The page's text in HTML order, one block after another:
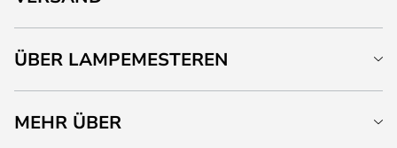
ÜBER LAMPEMESTEREN
MEHR ÜBER